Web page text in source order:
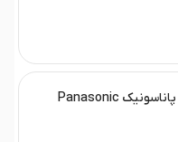
ویدئو پروژکتور پاناسونیک Panasonic